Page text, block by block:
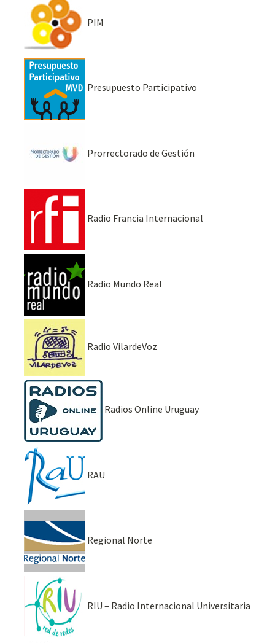
PIM
Presupuesto Participativo
Prorrectorado de Gestión
Radio Francia Internacional
Radio Mundo Real
Radio VilardeVoz
Radios Online Uruguay
RAU
Regional Norte
RIU – Radio Internacional Universitaria